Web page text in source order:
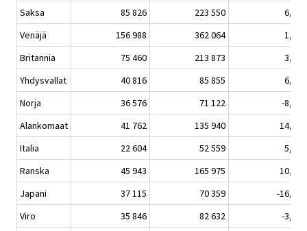
Saksa
85 826 223 550
6,9
Venäjä
156 988 362 064
1,1
Britannia
75 460 213 873
3,4
Yhdysvallat
40 816 85 855
6,8
Norja
36 576 71 122
-8,9
Alankomaat
41 762 135 940
14,8
Italia
22 604 52 559
5,2
Ranska
45 943 165 975
10,4
Japani
37 115 70 359
-16,0
Viro
35 846 82 632
-3,4